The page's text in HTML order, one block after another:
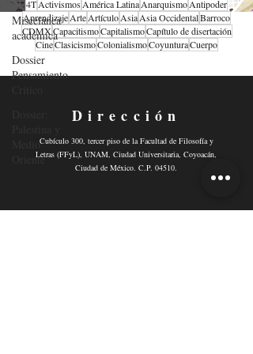
Miscelánea
académica
Dossier
Pensamiento
Medio
Oriente
4TActivismosAmérica LatinaAnarquismoAntipoder
AprendizajeArteArtículoAsiaAsia OccidentalBarroco
CDMXCapacitismoCapitalismoCapítulo de disertación
CineClasicismoColonialismoCoyunturaCuerpo
Dirección
Cubículo 300, tercer piso de la Facultad de Filosofía y
Letras (FFyL), UNAM, Ciudad Universitaria, Coyoacán,
Ciudad de México. C.P. 04510.
Contacto